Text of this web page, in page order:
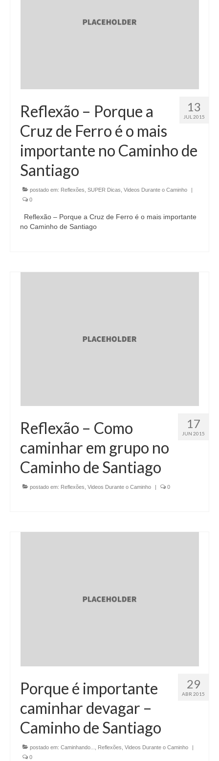
13
JUL 2015
Reflexão – Porque a
Cruz de Ferro é o mais
importante no Caminho de
Santiago
postado em: Reflexões SUPER Dicas Videos Durante o Caminho
|
0
Reflexão – Porque a Cruz de Ferro é o mais importante
no Caminho de Santiago
17
JUN 2015
Reflexão – Como
caminhar em grupo no
Caminho de Santiago
postado em: Reflexões Videos Durante o Caminho 0
29
ABR 2015
Porque é importante
caminhar devagar –
Caminho de Santiago
postado em: Caminhando... Reflexões Videos Durante o Caminho
|
0